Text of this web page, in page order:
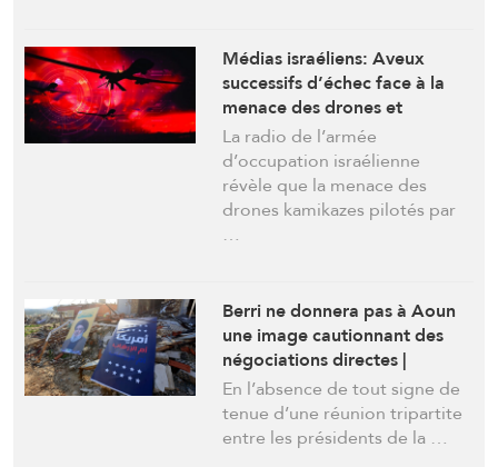
Médias israéliens: Aveux
successifs d’échec face à la
menace des drones et
recommandations non
appliquées
La radio de l’armée
d’occupation israélienne
révèle que la menace des
drones kamikazes pilotés par
…
Berri ne donnera pas à Aoun
une image cautionnant des
négociations directes |
Washington : La trêve ne
signifie pas l’arrêt des
agressions !
En l’absence de tout signe de
tenue d’une réunion tripartite
entre les présidents de la …